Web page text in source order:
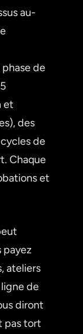
au-
de
et
des
de
Chaque
et
payez
ateliers
de
diront
pas tort